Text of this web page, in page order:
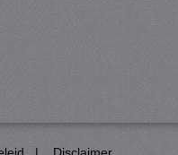
taal. Dit is een